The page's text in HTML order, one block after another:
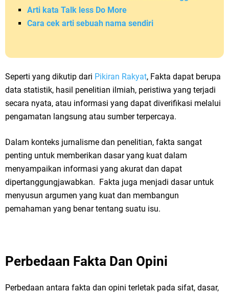
Arti kata Talk less Do More
Cara cek arti sebuah nama sendiri
Seperti yang dikutip dari Pikiran Rakyat, Fakta dapat berupa
data statistik, hasil penelitian ilmiah, peristiwa yang terjadi
secara nyata, atau informasi yang dapat diverifikasi melalui
pengamatan langsung atau sumber terpercaya.
Dalam konteks jurnalisme dan penelitian, fakta sangat
penting untuk memberikan dasar yang kuat dalam
menyampaikan informasi yang akurat dan dapat
dipertanggungjawabkan. Fakta juga menjadi dasar untuk
menyusun argumen yang kuat dan membangun
pemahaman yang benar tentang suatu isu.
Perbedaan Fakta Dan Opini
Perbedaan antara fakta dan opini terletak pada sifat, dasar,